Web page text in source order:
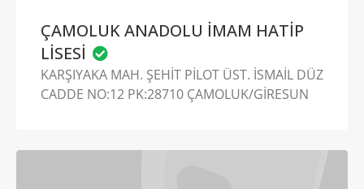
ÇAMOLUK ANADOLU İMAM HATİP
LİSESİ
KARŞIYAKA MAH. ŞEHİT PİLOT ÜST. İSMAİL DÜZ
CADDE NO:12 PK:28710 ÇAMOLUK/GİRESUN